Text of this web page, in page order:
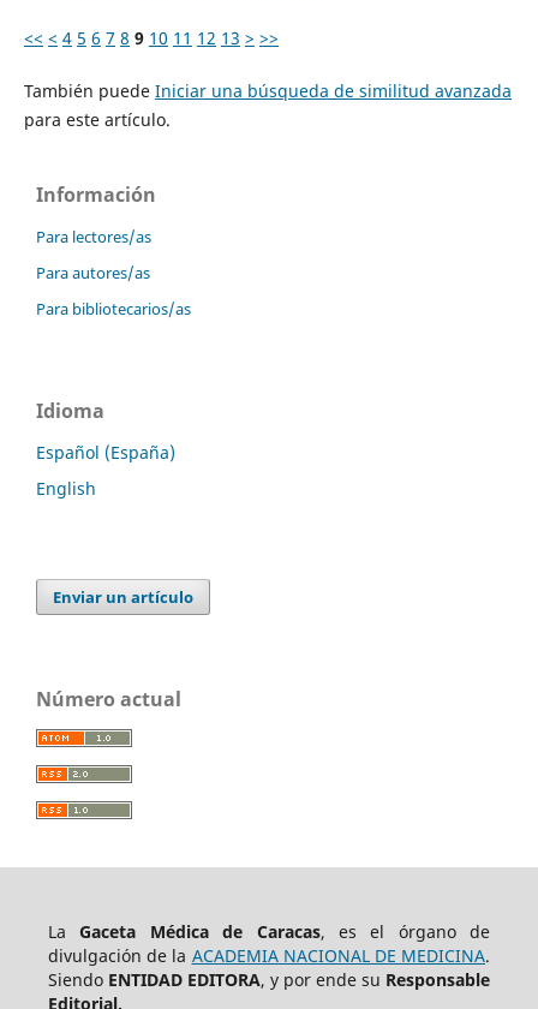
<< < 4 5 6 7 8 9 10 11 12 13 > >>
También puede Iniciar una búsqueda de similitud avanzada
para este artículo.
Información
Para lectores/as
Para autores/as
Para bibliotecarios/as
Idioma
Español (España)
English
Enviar un artículo
Número actual
LaGaceta Médica de Caracas, es el órgano de
divulgación de la ACADEMIA NACIONAL DE MEDICINA.
Siendo ENTIDAD EDITORA, y por ende su Responsable
Editorial.